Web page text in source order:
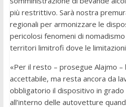
più restrittivo. Sarà nostra
regionali per armonizzare le
pericolosi fenomeni di
territori limitrofi dove le
«Per il resto – prosegue Alajmo –
accettabile, ma resta ancora da
obbligatorio il dispositivo in
all’interno delle autovetture